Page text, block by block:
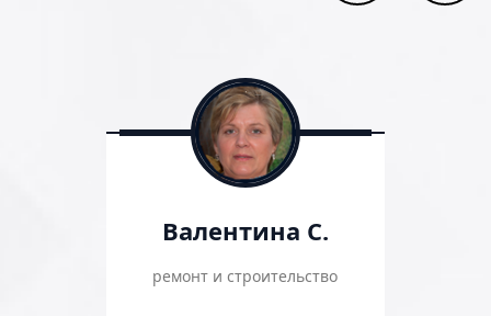
Валентина С.
ремонт и строительство